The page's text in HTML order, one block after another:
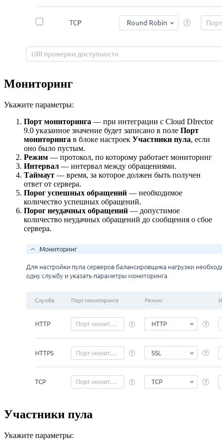
Мониторинг
Укажите параметры:
Порт мониторинга — при интеграции с Cloud DIrector
9.0 указанное значение будет записано в поле Порт
мониторинга в блоке настроек Участники пула, если
оно было пустым.
Режим — протокол, по которому работает мониторинг
Интервал — интервал между обращениями.
Таймаут — время, за которое должен быть получен
ответ от сервера.
Порог успешных обращений — необходимое
количество успешных обращений.
Порог неудачных обращений — допустимое
количество неудачных обращений до сообщения о сбое
сервера.
Участники пула
Укажите параметры: